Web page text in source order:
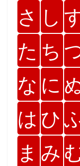
さ し
た ち
な に
は ひ
ま み